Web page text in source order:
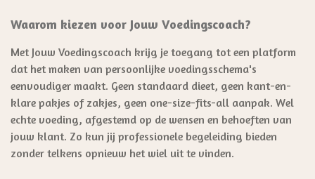
Waarom kiezen voor Jouw Voedingscoach?
Met Jouw Voedingscoach krijg je toegang tot een platform
dat het maken van persoonlijke voedingsschema's
eenvoudiger maakt. Geen standaard dieet, geen kant-en-
klare pakjes of zakjes, geen one-size-fits-all aanpak. Wel
echte voeding, afgestemd op de wensen en behoeften van
jouw klant. Zo kun jij professionele begeleiding bieden
zonder telkens opnieuw het wiel uit te vinden.